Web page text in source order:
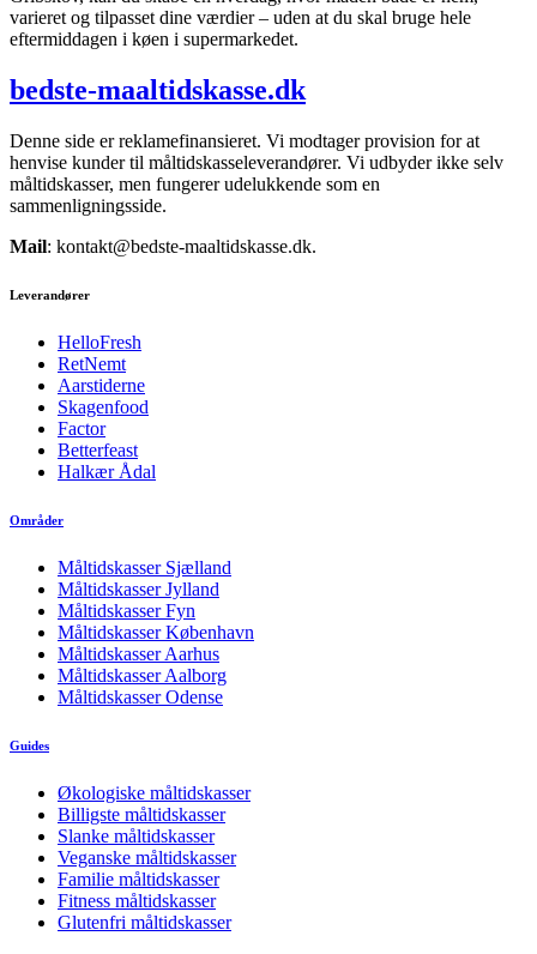
varieret og tilpasset dine værdier – uden at du skal bruge hele
eftermiddagen i køen i supermarkedet.
bedste-maaltidskasse.dk
Denne side er reklamefinansieret. Vi modtager provision for at
henvise kunder til måltidskasseleverandører. Vi udbyder ikke selv
måltidskasser, men fungerer udelukkende som en
sammenligningsside.
Mail: kontakt@bedste-maaltidskasse.dk.
Leverandører
HelloFresh
RetNemt
Aarstiderne
Skagenfood
Factor
Betterfeast
Halkær Ådal
Områder
Måltidskasser Sjælland
Måltidskasser Jylland
Måltidskasser Fyn
Måltidskasser København
Måltidskasser Aarhus
Måltidskasser Aalborg
Måltidskasser Odense
Guides
Økologiske måltidskasser
Billigste måltidskasser
Slanke måltidskasser
Veganske måltidskasser
Familie måltidskasser
Fitness måltidskasser
Glutenfri måltidskasser